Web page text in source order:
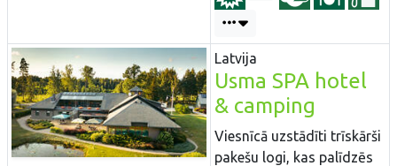
Latvija
Usma SPA hotel
& camping
Viesnīcā uzstādīti trīskārši
pakešu logi, kas palīdzēs